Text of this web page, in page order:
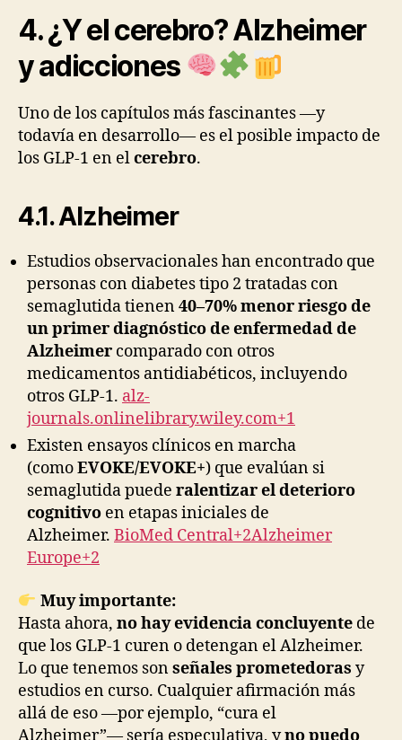
4. ¿Y el cerebro? Alzheimer
y adicciones
Uno de los capítulos más fascinantes —y
todavía en desarrollo— es el posible impacto de
los GLP-1 en elcerebro.
4.1. Alzheimer
Estudios observacionales han encontrado que
personas con diabetes tipo 2 tratadas con
semaglutida tienen40–70% menor riesgo de
un primer diagnóstico de enfermedad de
Alzheimer comparado con otros
medicamentos antidiabéticos, incluyendo
otros GLP-1. alz-
journals.onlinelibrary.wiley.com+1
Existen ensayos clínicos en marcha
(comoEVOKE/EVOKE+) que evalúan si
semaglutida puede ralentizar el deterioro
cognitivo en etapas iniciales de
Alzheimer. BioMed Central+2Alzheimer
Europe+2
Muy importante:
Hasta ahora, no hay evidencia concluyente de
que los GLP-1 curen o detengan el Alzheimer.
Lo que tenemos sonseñales prometedoras y
estudios en curso. Cualquier afirmación más
allá de eso —por ejemplo, “cura el
Alzheimer”— sería especulativa, yno puedo